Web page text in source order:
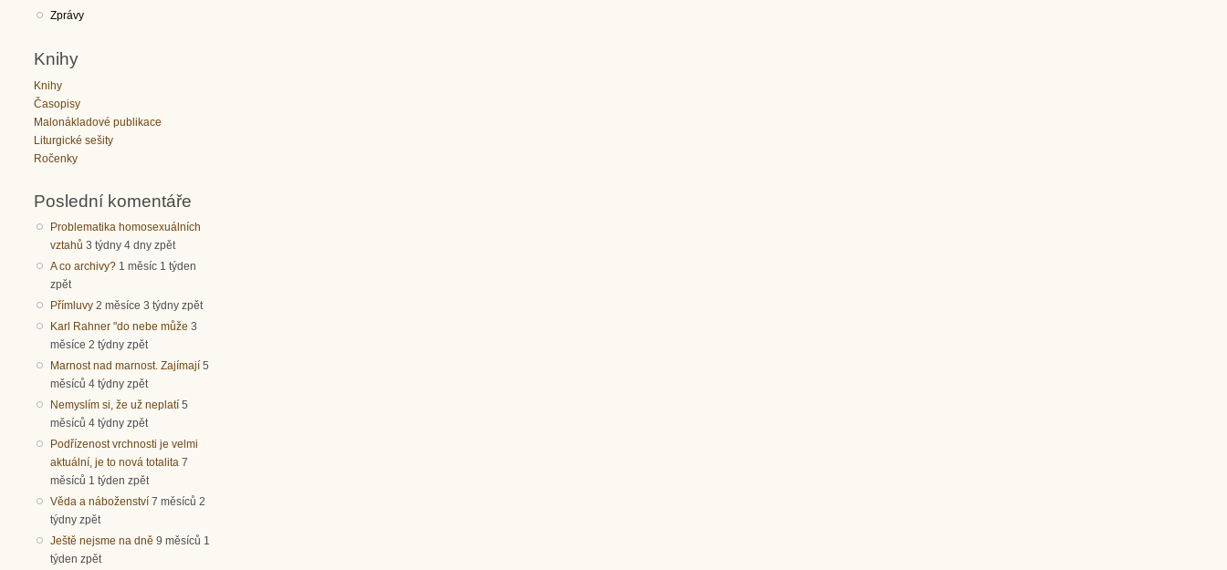
Zprávy
Knihy
Knihy
Časopisy
Malonákladové publikace
Liturgické sešity
Ročenky
Poslední komentáře
Problematika homosexuálních
vztahů 3 týdny 4 dny zpět
A co archivy? 1 měsíc 1 týden
zpět
Přímluvy 2 měsíce 3 týdny zpět
Karl Rahner "do nebe může 3
měsíce 2 týdny zpět
Marnost nad marnost. Zajímají 5
měsíců 4 týdny zpět
Nemyslím si, že už neplatí 5
měsíců 4 týdny zpět
Podřízenost vrchnosti je velmi
aktuální, je to nová totalita 7
měsíců 1 týden zpět
Věda a náboženství 7 měsíců 2
týdny zpět
Ještě nejsme na dně 9 měsíců 1
týden zpět